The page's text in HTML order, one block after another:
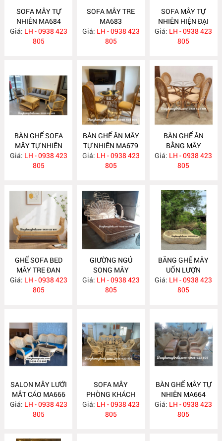
SOFA MÂY TỰ
NHIÊN MA684
Giá: LH - 0938 423
805
SOFA MÂY TRE
MA683
Giá: LH - 0938 423
805
SOFA MÂY TỰ
NHIÊN HIỆN ĐẠI
MA682
Giá: LH - 0938 423
805
BÀN GHẾ SOFA
MÂY TỰ NHIÊN
MA681
Giá: LH - 0938 423
805
BÀN GHẾ ĂN MÂY
TỰ NHIÊN MA679
Giá: LH - 0938 423
805
BÀN GHẾ ĂN
BẰNG MÂY
MA678
Giá: LH - 0938 423
805
GHẾ SOFA BED
MÂY TRE ĐAN
MA671
Giá: LH - 0938 423
805
GIƯỜNG NGỦ
SONG MÂY
MA670
Giá: LH - 0938 423
805
BĂNG GHẾ MÂY
UỐN LƯỢN
MA667
Giá: LH - 0938 423
805
SALON MÂY LƯỚI
MẮT CÁO MA666
Giá: LH - 0938 423
805
SOFA MÂY
PHÒNG KHÁCH
MA665
Giá: LH - 0938 423
805
BÀN GHẾ MÂY TỰ
NHIÊN MA664
Giá: LH - 0938 423
805